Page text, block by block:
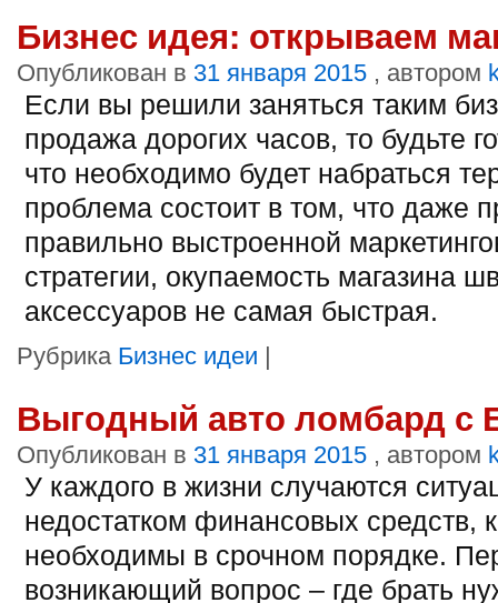
Бизнес идея: открываем
Опубликован в 31 января 2015 , автором
Если вы решили заняться таким
продажа дорогих часов, то будьте
что необходимо будет набраться
проблема состоит в том, что даже
правильно выстроенной
стратегии, окупаемость магазина
аксессуаров не самая быстрая.
Рубрика Бизнес идеи |
Выгодный авто ломбард с
Опубликован в 31 января 2015 , автором
У каждого в жизни случаются
недостатком финансовых средств,
необходимы в срочном порядке.
возникающий вопрос – где брать